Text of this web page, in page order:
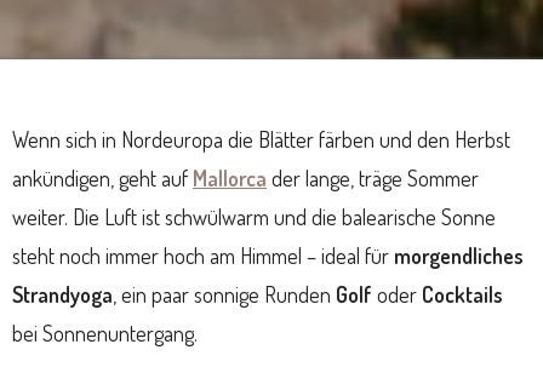
Wenn sich in Nordeuropa die Blätter färben und den Herbst
ankündigen, geht auf Mallorca der lange, träge Sommer
weiter. Die Luft ist schwülwarm und die balearische Sonne
steht noch immer hoch am Himmel – ideal für morgendliches
Strandyoga , ein paar sonnige Runden Golf oder Cocktails
bei Sonnenuntergang.